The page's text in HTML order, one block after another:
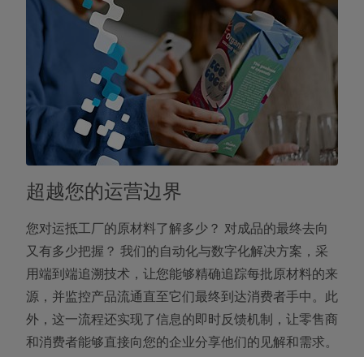
超越您的运营边界
您对运抵工厂的原材料了解多少？ 对成品的最终去向
又有多少把握？ 我们的自动化与数字化解决方案，采
用端到端追溯技术，让您能够精确追踪每批原材料的来
源，并监控产品流通直至它们最终到达消费者手中。此
外，这一流程还实现了信息的即时反馈机制，让零售商
和消费者能够直接向您的企业分享他们的见解和需求。